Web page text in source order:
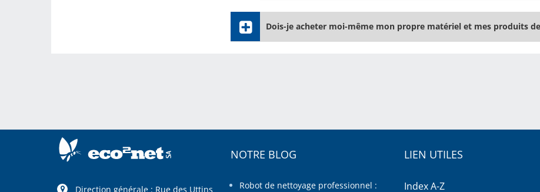
Dois-je acheter moi-même mon propre matériel et mes produits
Direction générale : Rue des Uttins
NOTRE BLOG
Robot de nettoyage professionnel :
LIEN UTILES
Index A-Z